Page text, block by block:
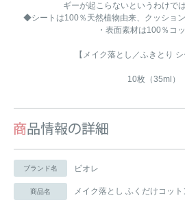
ギーが起こらないというわけで
◆シートは100％天然植物由来、クッション
・表面素材は100％コッ
【メイク落とし／ふきとり シ
10枚（35ml）
ブランド名 ビオレ
商品名 メイク落とし ふくだけコッ